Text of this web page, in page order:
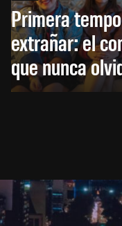
Primera
extrañar: el
que nunca